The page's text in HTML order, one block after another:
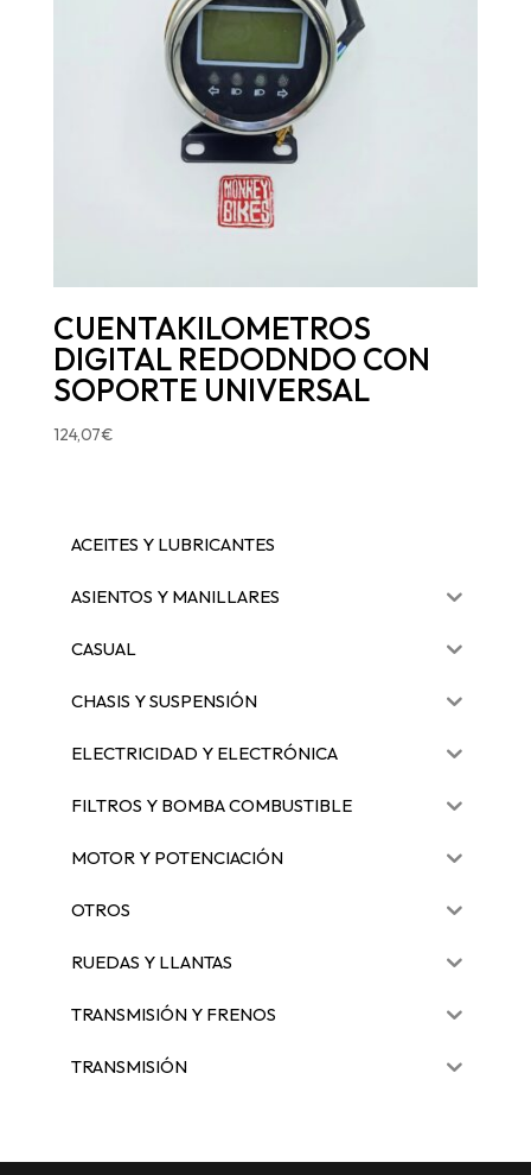
CUENTAKILOMETROS
DIGITAL REDODNDO CON
SOPORTE UNIVERSAL
124,07€
ACEITES Y LUBRICANTES
ASIENTOS Y MANILLARES
CASUAL
CHASIS Y SUSPENSIÓN
ELECTRICIDAD Y ELECTRÓNICA
FILTROS Y BOMBA COMBUSTIBLE
MOTOR Y POTENCIACIÓN
OTROS
RUEDAS Y LLANTAS
TRANSMISIÓN Y FRENOS
TRANSMISIÓN